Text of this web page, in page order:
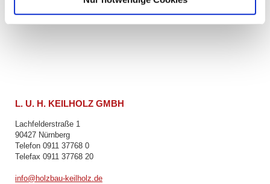
L. U. H. KEILHOLZ GMBH
Lachfelderstraße 1
90427 Nürnberg
Telefon 0911 37768 0
Telefax 0911 37768 20
info@holzbau-keilholz.de